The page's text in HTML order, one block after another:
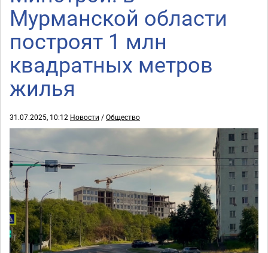
Мурманской области
построят 1 млн
квадратных метров
жилья
31.07.2025, 10:12 Новости /Общество